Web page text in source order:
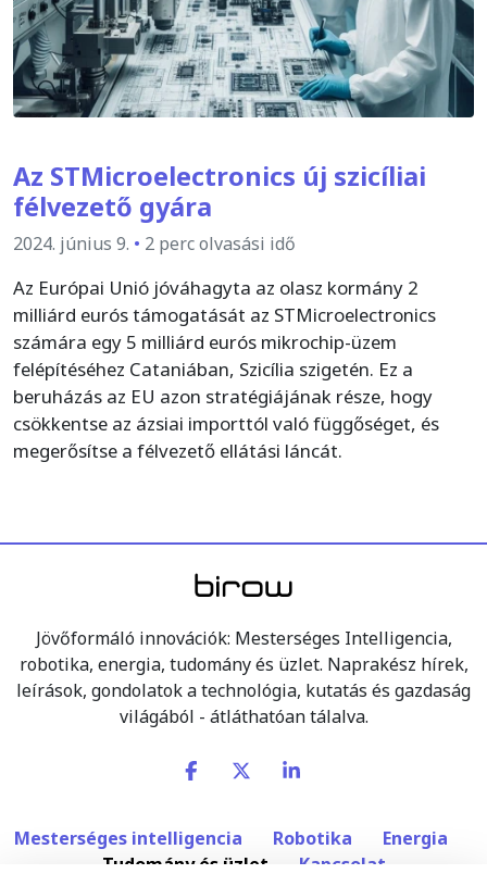
Az STMicroelectronics új szicíliai
félvezető gyára
2024. június 9. • 2 perc olvasási idő
Az Európai Unió jóváhagyta az olasz kormány 2
milliárd eurós támogatását az STMicroelectronics
számára egy 5 milliárd eurós mikrochip-üzem
felépítéséhez Cataniában, Szicília szigetén. Ez a
beruházás az EU azon stratégiájának része, hogy
csökkentse az ázsiai importtól való függőséget, és
megerősítse a félvezető ellátási láncát.
Jövőformáló innovációk: Mesterséges Intelligencia,
robotika, energia, tudomány és üzlet. Naprakész hírek,
leírások, gondolatok a technológia, kutatás és gazdaság
világából - átláthatóan tálalva.
Mesterséges intelligencia Robotika
Energia
Tudomány és üzlet
Kapcsolat